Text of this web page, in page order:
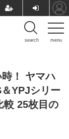
menu
search
！ ヤマハ
YPJシリー
較 25枚目の